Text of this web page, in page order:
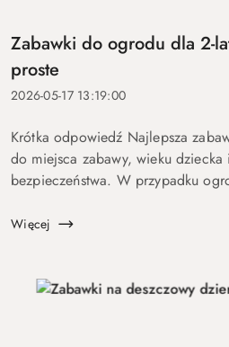
Zabawki do ogrodu dla 2-
proste
2026-05-17 13:19:00
Krótka odpowiedź Najlepsza
do miejsca zabawy, wieku
bezpieczeństwa. W przypadku
zasady, trwałość, ł...
Więcej